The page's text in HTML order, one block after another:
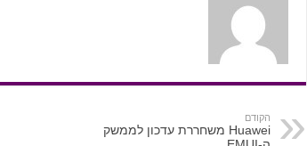
הקודם
Huawei משחררת עדכון לממשק